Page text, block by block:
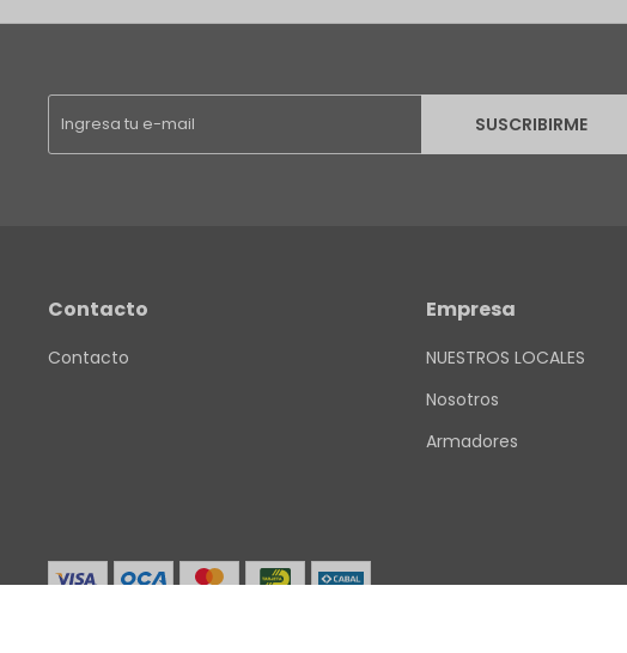
SUSCRIBIRME
Contacto
Contacto
Empresa
NUESTROS LOCALES
Nosotros
Armadores